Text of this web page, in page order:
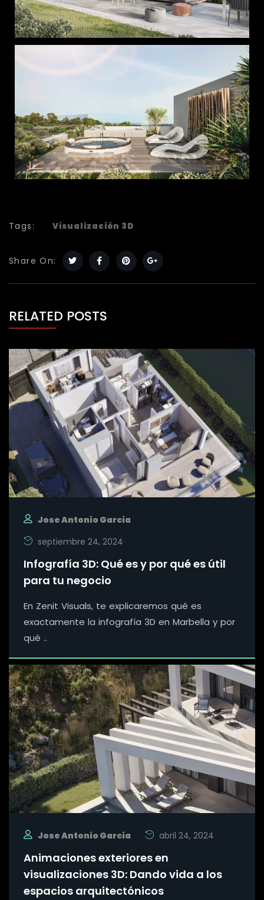
Tags: Visualización 3D
Share On:
RELATED POSTS
Jose Antonio Garcia
septiembre 24, 2024
Infografía 3D: Qué es y por qué es útil
para tu negocio
En Zenit Visuals, te explicaremos qué es
exactamente la infografía 3D en Marbella y por
qué ..
Jose Antonio Garcia abril 24, 2024
Animaciones exteriores en
visualizaciones 3D: Dando vida a los
espacios arquitectónicos